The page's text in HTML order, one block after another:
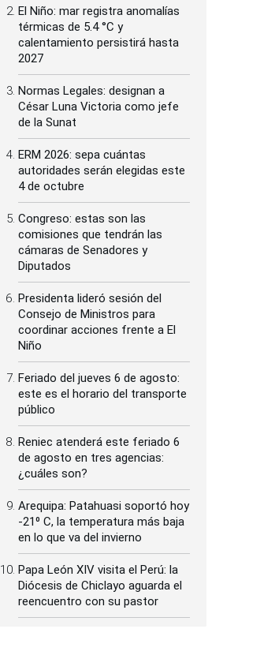
El Niño: mar registra anomalías
térmicas de 5.4 °C y
calentamiento persistirá hasta
2027
Normas Legales: designan a
César Luna Victoria como jefe
de la Sunat
ERM 2026: sepa cuántas
autoridades serán elegidas este
4 de octubre
Congreso: estas son las
comisiones que tendrán las
cámaras de Senadores y
Diputados
Presidenta lideró sesión del
Consejo de Ministros para
coordinar acciones frente a El
Niño
Feriado del jueves 6 de agosto:
este es el horario del transporte
público
Reniec atenderá este feriado 6
de agosto en tres agencias:
¿cuáles son?
Arequipa: Patahuasi soportó hoy
-21⁰ C, la temperatura más baja
en lo que va del invierno
Papa León XIV visita el Perú: la
Diócesis de Chiclayo aguarda el
reencuentro con su pastor